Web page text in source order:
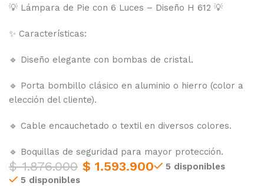
💡 Lámpara de Pie con 6 Luces – Diseño H 612 💡
✨ Características:
🔹 Diseño elegante con bombas de cristal.
🔹 Porta bombillo clásico en aluminio o hierro (color a
elección del cliente).
🔹 Cable encauchetado o textil en diversos colores.
🔹 Boquillas de seguridad para mayor protección.
$1.876.000 $ 1.593.900
5 disponibles
5 disponibles